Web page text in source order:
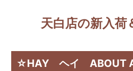
天白店の新入荷
☆HAY ヘイ ABOUT